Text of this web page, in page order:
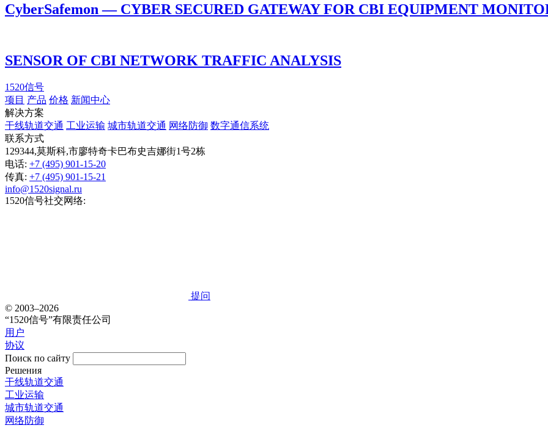
CyberSafemon — CYBER SECURED GATEWAY FOR CBI EQUIPMENT
SENSOR OF CBI NETWORK TRAFFIC ANALYSIS
1520信号
项目 产品 价格 新闻中心
解决方案
干线轨道交通 工业运输 城市轨道交通 网络防御 数字通信系统
联系方式
129344,莫斯科,市廖特奇卡巴布史吉娜街1号2栋
电话: +7 (495) 901-15-20
传真: +7 (495) 901-15-21
info@1520signal.ru
1520信号社交网络:
提问
© 2003–2026
“1520信号”有限责任公司
用户
协议
Поиск по сайту
Решения
干线轨道交通
工业运输
城市轨道交通
网络防御